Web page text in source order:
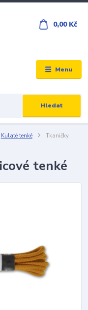
Menu
Hledat
0,00 Kč
Kulaté tenké
Tkaničky
tenké